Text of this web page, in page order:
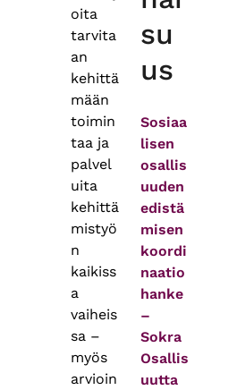
oita
tarvita
an
kehittä
mään
toimin
taa ja
palvel
uita
kehittä
mistyö
n
kaikiss
a
vaiheis
sa –
myös
arvioin
su
us
Sosiaa
lisen
osallis
uuden
edistä
misen
koordi
naatio
hanke
–
Sokra
Osallis
uutta